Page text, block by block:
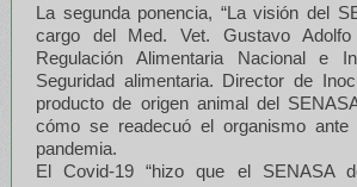
La segunda ponencia, “La visión del
cargo del Med. Vet. Gustavo
Regulación Alimentaria Nacional e
Seguridad alimentaria. Director de
producto de origen animal del
cómo se readecuó el organismo
pandemia.
El Covid-19 “hizo que el SENASA